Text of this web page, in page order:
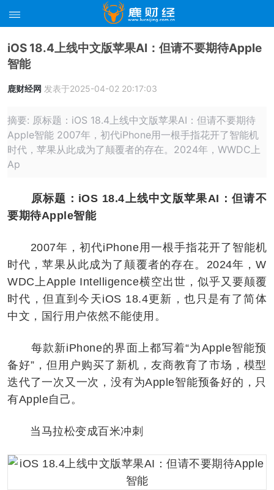
iOS 18.4上线中文版苹果AI：但请不要期待Apple
智能
鹿财经网 发表于2025-04-02 20:17:03
摘要: 原标题：iOS 18.4上线中文版苹果AI：但请不要期待
Apple智能 2007年，初代iPhone用一根手指花开了智能机
时代，苹果从此成为了颠覆者的存在。2024年，WWDC上
Ap
原标题：iOS 18.4上线中文版苹果AI：但请不
要期待Apple智能
2007年，初代iPhone用一根手指花开了智能机
时代，苹果从此成为了颠覆者的存在。2024年，W
WDC上Apple Intelligence横空出世，似乎又要颠覆
时代，但直到今天iOS 18.4更新，也只是有了简体
中文，国行用户依然不能使用。
每款新iPhone的界面上都写着“为Apple智能预
备好”，但用户购买了新机，友商教育了市场，模型
迭代了一次又一次，没有为Apple智能预备好的，只
有Apple自己。
当马拉松变成百米冲刺